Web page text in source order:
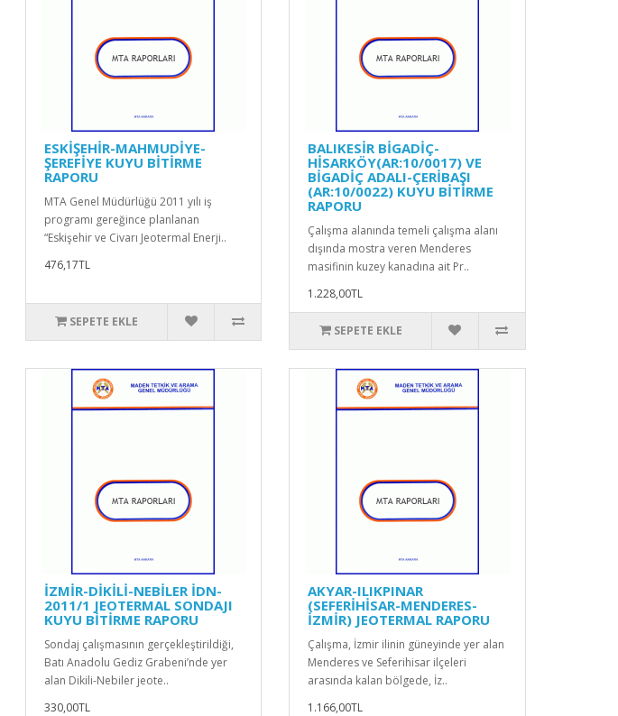
ESKİŞEHİR-MAHMUDİYE-
ŞEREFİYE KUYU BİTİRME
RAPORU
MTA Genel Müdürlüğü 2011 yılı iş
programı gereğince planlanan
“Eskişehir ve Civarı Jeotermal Enerji..
476,17TL
SEPETE EKLE
BALIKESİR BİGADİÇ-
HİSARKÖY(AR:10/0017) VE
BİGADİÇ ADALI-ÇERİBAŞI
(AR:10/0022) KUYU BİTİRME
RAPORU
Çalışma alanında temeli çalışma alanı
dışında mostra veren Menderes
masifinin kuzey kanadına ait Pr..
1.228,00TL
SEPETE EKLE
İZMİR-DİKİLİ-NEBİLER İDN-
2011/1 JEOTERMAL SONDAJI
KUYU BİTİRME RAPORU
Sondaj çalışmasının gerçekleştirildiği,
Batı Anadolu Gediz Grabeni’nde yer
alan Dikili-Nebiler jeote..
330,00TL
AKYAR-ILIKPINAR
(SEFERİHİSAR-MENDERES-
İZMİR) JEOTERMAL RAPORU
Çalışma, İzmir ilinin güneyinde yer alan
Menderes ve Seferihisar ilçeleri
arasında kalan bölgede, İz..
1.166,00TL